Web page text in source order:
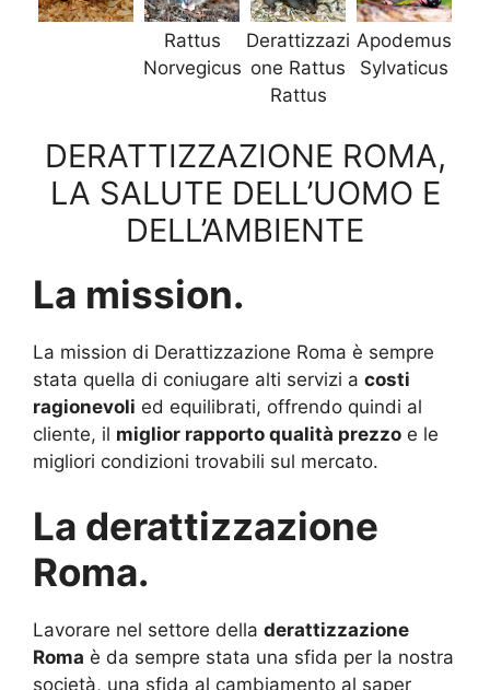
Rattus
Norvegicus
Derattizzazi
one Rattus
Rattus
Apodemus
Sylvaticus
DERATTIZZAZIONE ROMA,
LA SALUTE DELL’UOMO E
DELL’AMBIENTE
La mission.
La mission di Derattizzazione Roma è sempre
stata quella di coniugare alti servizi a costi
ragionevoli ed equilibrati, offrendo quindi al
cliente, il miglior rapporto qualità prezzo e le
migliori condizioni trovabili sul mercato.
La derattizzazione
Roma.
Lavorare nel settore della derattizzazione
Roma è da sempre stata una sfida per la nostra
società, una sfida al cambiamento al saper